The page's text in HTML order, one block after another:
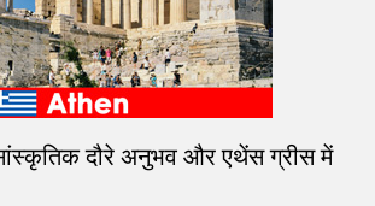
दौरे अनुभव और एथेंस ग्रीस में